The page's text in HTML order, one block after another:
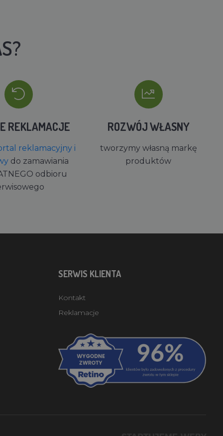
REKLAMACJE
reklamacyjny i
do zamawiania
odbioru
ROZWÓJ WŁASNY
tworzymy własną markę
produktów
SERWIS KLIENTA
Kontakt
Reklamacje